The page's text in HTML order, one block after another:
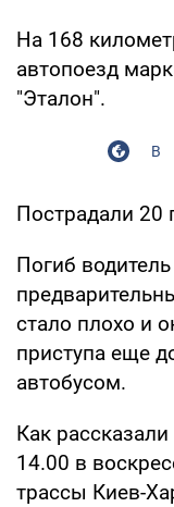
На 168
автопоезд
"Эталон".
Пострадали 20
Погиб
стало плохо и
приступа еще
автобусом.
Как
14.00 в
трассы Киев-